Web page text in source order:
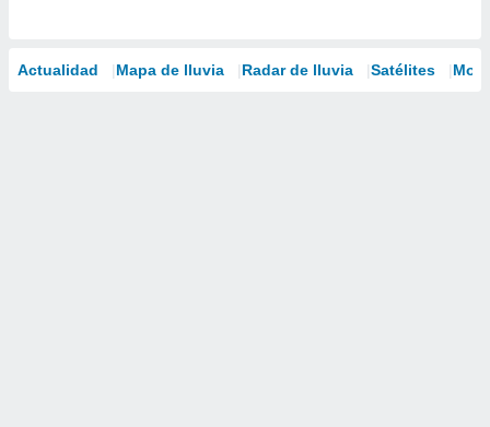
Actualidad Mapa de lluvia Radar de lluvia Satélites